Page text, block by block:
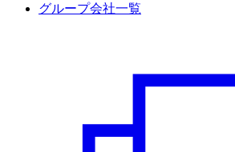
グループ会社一覧